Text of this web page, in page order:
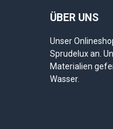
ÜBER UNS
Unser
Sprudelux an.
Materialien
Wasser.